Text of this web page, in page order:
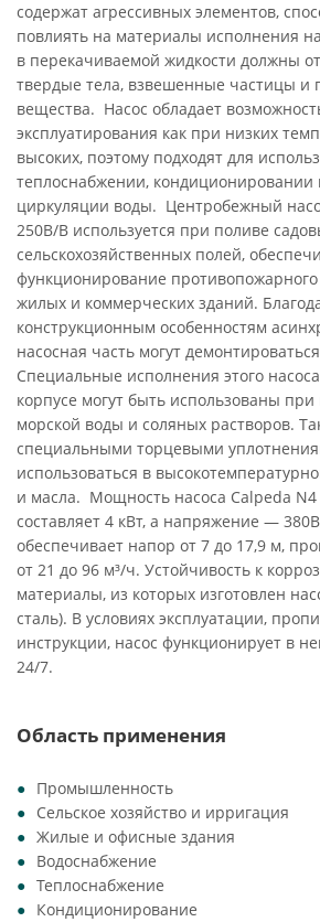
содержат агрессивных элементов,
повлиять на материалы исполнения
в перекачиваемой жидкости должны
твердые тела, взвешенные частицы и
вещества. Насос обладает
эксплуатирования как при низких
высоких, поэтому подходят для
теплоснабжении, кондиционировании
циркуляции воды. Центробежный
250B/B используется при поливе
сельскохозяйственных полей,
функционирование
жилых и коммерческих зданий.
конструкционным особенностям
насосная часть могут
Специальные исполнения этого
корпусе могут быть использованы
морской воды и соляных растворов.
специальными торцевыми
использоваться в
и масла. Мощность насоса Calpeda N4
составляет 4 кВт, а напряжение —
обеспечивает напор от 7 до 17,9 м,
от 21 до 96 м³/ч. Устойчивость к
материалы, из которых изготовлен
сталь). В условиях эксплуатации,
инструкции, насос функционирует в
24/7.
Область применения
Промышленность
Сельское хозяйство и ирригация
Жилые и офисные здания
Водоснабжение
Теплоснабжение
Кондиционирование